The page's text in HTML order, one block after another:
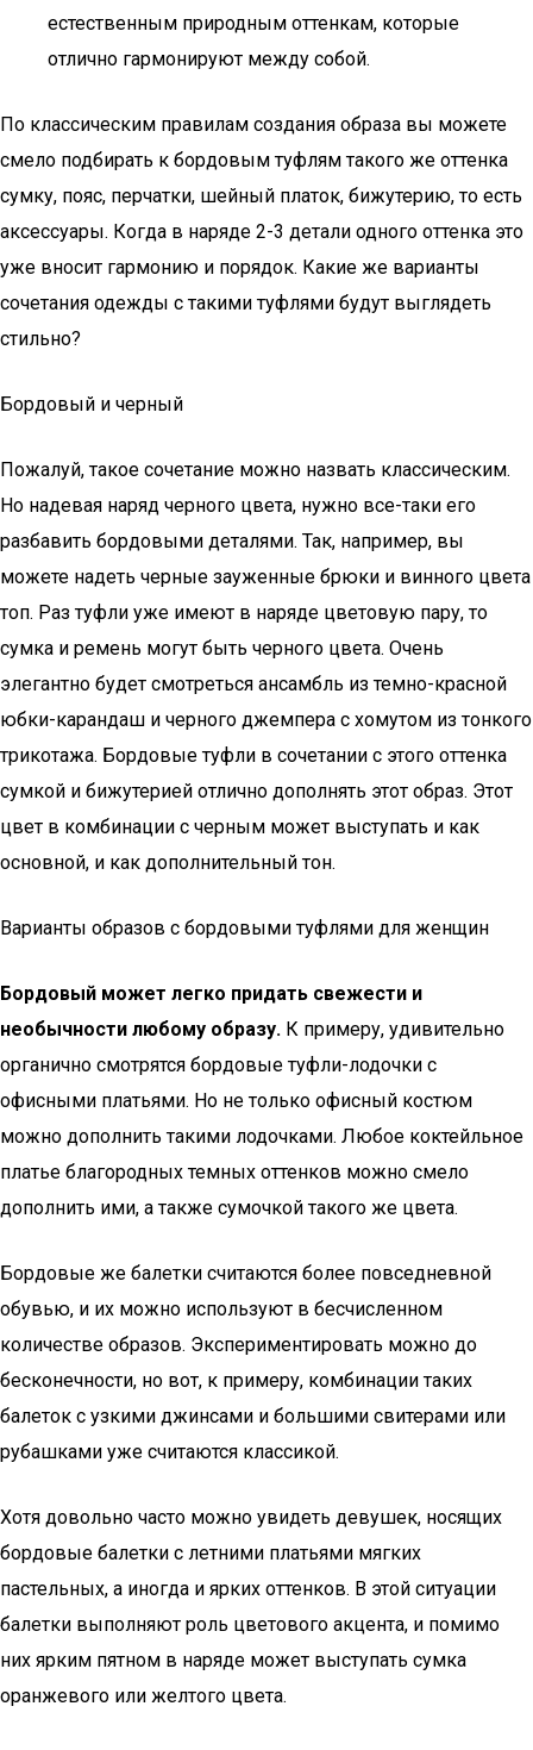
естественным природным оттенкам, которые
отлично гармонируют между собой.
По классическим правилам создания образа вы можете
смело подбирать к бордовым туфлям такого же оттенка
сумку, пояс, перчатки, шейный платок, бижутерию, то есть
аксессуары. Когда в наряде 2-3 детали одного оттенка это
уже вносит гармонию и порядок. Какие же варианты
сочетания одежды с такими туфлями будут выглядеть
стильно?
Бордовый и черный
Пожалуй, такое сочетание можно назвать классическим.
Но надевая наряд черного цвета, нужно все-таки его
разбавить бордовыми деталями. Так, например, вы
можете надеть черные зауженные брюки и винного цвета
топ. Раз туфли уже имеют в наряде цветовую пару, то
сумка и ремень могут быть черного цвета. Очень
элегантно будет смотреться ансамбль из темно-красной
юбки-карандаш и черного джемпера с хомутом из тонкого
трикотажа. Бордовые туфли в сочетании с этого оттенка
сумкой и бижутерией отлично дополнять этот образ. Этот
цвет в комбинации с черным может выступать и как
основной, и как дополнительный тон.
Варианты образов с бордовыми туфлями для женщин
Бордовый может легко придать свежести и
необычности любому образу. К примеру, удивительно
органично смотрятся бордовые туфли-лодочки с
офисными платьями. Но не только офисный костюм
можно дополнить такими лодочками. Любое коктейльное
платье благородных темных оттенков можно смело
дополнить ими, а также сумочкой такого же цвета.
Бордовые же балетки считаются более повседневной
обувью, и их можно используют в бесчисленном
количестве образов. Экспериментировать можно до
бесконечности, но вот, к примеру, комбинации таких
балеток с узкими джинсами и большими свитерами или
рубашками уже считаются классикой.
Хотя довольно часто можно увидеть девушек, носящих
бордовые балетки с летними платьями мягких
пастельных, а иногда и ярких оттенков. В этой ситуации
балетки выполняют роль цветового акцента, и помимо
них ярким пятном в наряде может выступать сумка
оранжевого или желтого цвета.